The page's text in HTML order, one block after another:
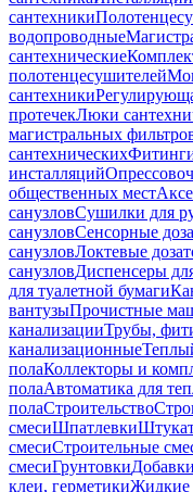
сантехники
водопроводные
сантехнические
полотенцесушителей
сантехники
протечекЛюки
магистральных
сантехнических
инсталляций
общественных мест
санузловСушилки для
санузловСенсорные
санузловЛоктевые
санузловДиспенсеры
для туалетной бумаги
вантузыПрочистные
канализацииТрубы,
канализационные
полаКоллекторы и
полаАвтоматика для
полаСтроительство
смесиШпатлевки
смесиСтроительные
смесиГрунтовки
клеи, герметикиЖидкие